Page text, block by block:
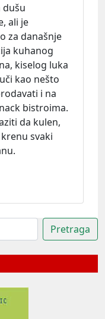
dušu
ali je
za današnje
kuhanog
kiselog luka
kao nešto
i na
bistroima.
da kulen,
svaki